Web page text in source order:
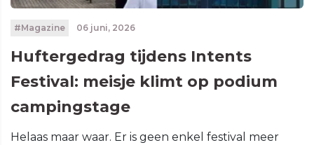
#Magazine 06 juni, 2026
Huftergedrag tijdens Intents
Festival: meisje klimt op podium
campingstage
Helaas maar waar. Er is geen enkel festival meer